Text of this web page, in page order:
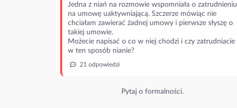
Jedna z niań na rozmowie wspomniała o zatrudnieniu
na umowę uaktywniającą. Szczerze mówiąc nie
chciałam zawierać żadnej umowy i pierwsze słyszę o
takiej umowie.
Możecie napisać o co w niej chodzi i czy zatrudniacie
w ten sposób nianie?
21 odpowiedzi
Pytaj o formalności.